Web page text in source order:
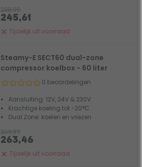
Tijdelijk uit voorraad
288,95
245,61
Steamy-E SECT60 dual-zone
compressor koelbox - 60 liter
0 beoordelingen
Aansluiting: 12V, 24V & 230V
Krachtige koeling tot -20°C
Dual Zone: koelen en vriezen
Tijdelijk uit voorraad
309,95
263,46